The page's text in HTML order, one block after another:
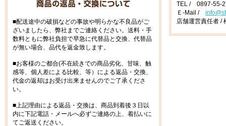
■配送途中の破損などの事故や明らかな不良品がご
ざいましたら、弊社までご連絡ください。送料・手
数料ともに弊社負担で早急に代替品と交換、代替品
が無い場合、品代を返金致します。
■お客様のご都合(不在続きでの商品劣化、甘味、触
感等、個人差による比較、等）による返品・交換、
代金の返却はお受け出来ませんのでご了承くださ
い。
■上記理由による返品・交換は、商品到着後３日以
内に下記電話・メールへ必ずご連絡の上、着払いに
てご返送ください。
TEL / 0897-55-
Ｅ-Mail /
店舗運営責任者 /